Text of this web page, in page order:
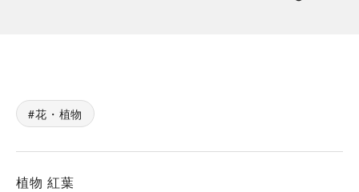
花・植物
植物 紅葉